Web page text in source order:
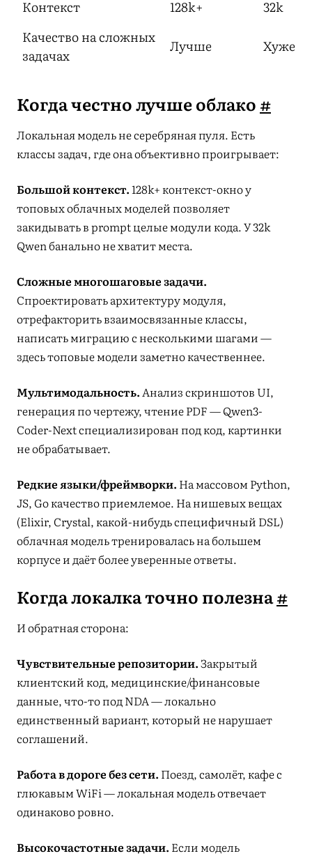
Контекст 128k+
32k
Качество на сложных
задачах
Лучше Хуже
Когда честно лучше облако #
Локальная модель не серебряная пуля. Есть
классы задач, где она объективно проигрывает:
Большой контекст.128k+ контекст-окно у
топовых облачных моделей позволяет
закидывать в prompt целые модули кода. У 32k
Qwen банально не хватит места.
Сложные многошаговые задачи.
Спроектировать архитектуру модуля,
отрефакторить взаимосвязанные классы,
написать миграцию с несколькими шагами —
здесь топовые модели заметно качественнее.
Мультимодальность.Анализ скриншотов UI,
генерация по чертежу, чтение PDF — Qwen3-
Coder-Next специализирован под код, картинки
не обрабатывает.
Редкие языки/фреймворки. На массовом Python,
JS, Go качество приемлемое. На нишевых вещах
(Elixir, Crystal, какой-нибудь специфичный DSL)
облачная модель тренировалась на большем
корпусе и даёт более уверенные ответы.
Когда локалка точно полезна#
И обратная сторона:
Чувствительные репозитории.Закрытый
клиентский код, медицинские/финансовые
данные, что-то под NDA — локально
единственный вариант, который не нарушает
соглашений.
Работа в дороге без сети. Поезд, самолёт, кафе с
глюкавым WiFi — локальная модель отвечает
одинаково ровно.
Высокочастотные задачи. Если модель